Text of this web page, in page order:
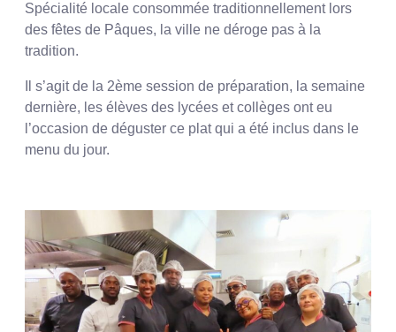
Spécialité locale consommée traditionnellement lors
des fêtes de Pâques, la ville ne déroge pas à la
tradition.
Il s’agit de la 2ème session de préparation, la semaine
dernière, les élèves des lycées et collèges ont eu
l’occasion de déguster ce plat qui a été inclus dans le
menu du jour.